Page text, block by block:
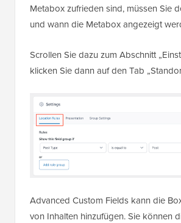
Metabox zufrieden sind, müssen Sie
und wann die Metabox angezeigt
Scrollen Sie dazu zum Abschnitt
klicken Sie dann auf den Tab
Advanced Custom Fields kann die
von Inhalten hinzufügen. Sie können